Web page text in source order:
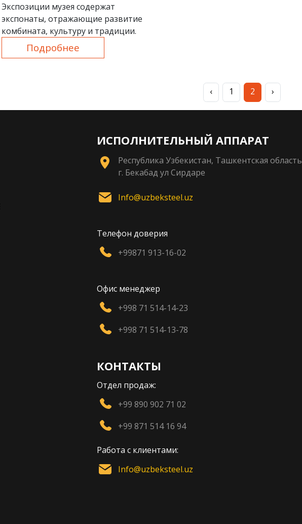
Экспозиции музея содержат
экспонаты, отражающие развитие
комбината, культуру и традиции.
Подробнее
‹ 1 2 ›
ИСПОЛНИТЕЛЬНЫЙ АППАРАТ
Республика Узбекистан, Ташкентская область
г. Бекабад ул Сирдаре
Info@uzbeksteel.uz
Телефон доверия
+99871 913-16-02
Офис менеджер
+998 71 514-14-23
+998 71 514-13-78
КОНТАКТЫ
Отдел продаж:
+99 890 902 71 02
+99 871 514 16 94
Работа с клиентами:
Info@uzbeksteel.uz